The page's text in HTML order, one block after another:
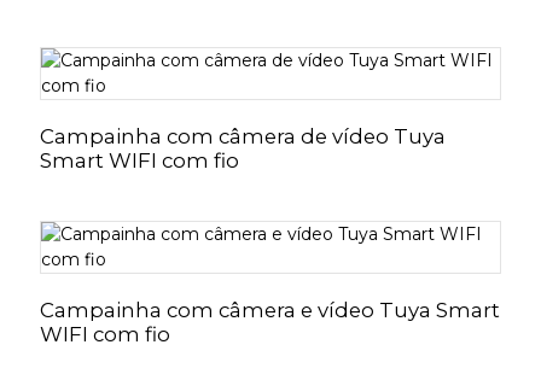
Campainha com câmera de vídeo Tuya
Smart WIFI com fio
Campainha com câmera e vídeo Tuya Smart
WIFI com fio